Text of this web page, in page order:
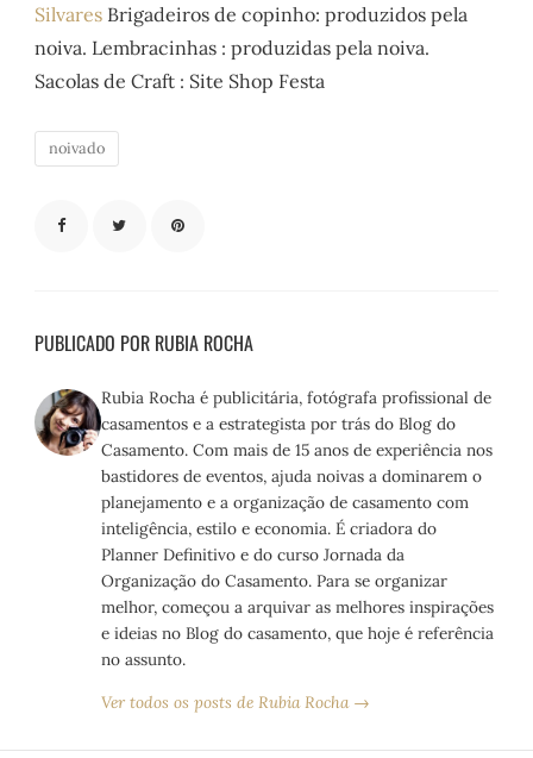
Silvares Brigadeiros de copinho: produzidos pela
noiva. Lembracinhas : produzidas pela noiva.
Sacolas de Craft : Site Shop Festa
noivado
PUBLICADO POR RUBIA ROCHA
Rubia Rocha é publicitária, fotógrafa profissional de
casamentos e a estrategista por trás do Blog do
Casamento. Com mais de 15 anos de experiência nos
bastidores de eventos, ajuda noivas a dominarem o
planejamento e a organização de casamento com
inteligência, estilo e economia. É criadora do
Planner Definitivo e do curso Jornada da
Organização do Casamento. Para se organizar
melhor, começou a arquivar as melhores inspirações
e ideias no Blog do casamento, que hoje é referência
no assunto.
Ver todos os posts de Rubia Rocha →